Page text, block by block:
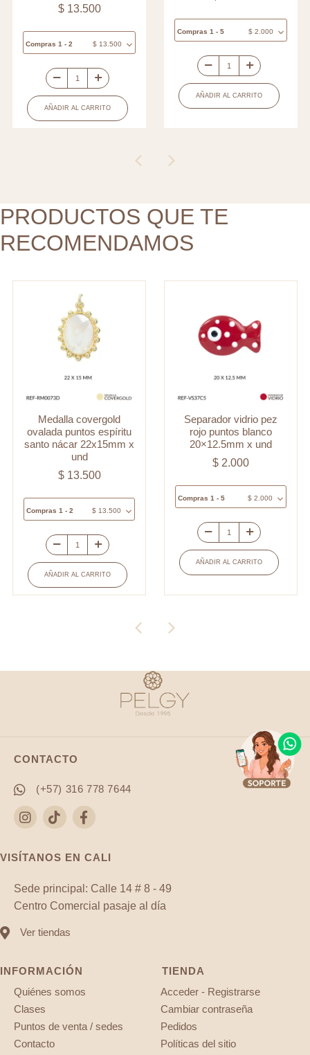
$13.500
Compras 1 - 2 $13.500
Medalla
covergold
ovalada
22x15mm
x
und
AÑADIR AL CARRITO
Compras 1 - 5 $2.000
Separador
vidrio
pez
und
AÑADIR AL CARRITO
PRODUCTOS QUE TE
RECOMENDAMOS
Medalla covergold
ovalada puntos espíritu
santo nácar 22x15mm x
und
$13.500
Compras 1 - 2 $13.500
Medalla
covergold
ovalada
22x15mm
AÑADIR AL CARRITO
Separador vidrio pez
rojo puntos blanco
20×12.5mm x und
$ 2.000
Compras 1 - 5 $2.000
Separador
vidrio
pez
AÑADIR AL CARRITO
CONTACTO
(+57) 316 778 7644
VISÍTANOS EN CALI
Sede principal: Calle 14 # 8 - 49
Centro Comercial pasaje al día
Ver tiendas
INFORMACIÓN
Quiénes somos
Clases
Puntos de venta / sedes
Contacto
TIENDA
Acceder - Registrarse
Cambiar contraseña
Pedidos
Políticas del sitio